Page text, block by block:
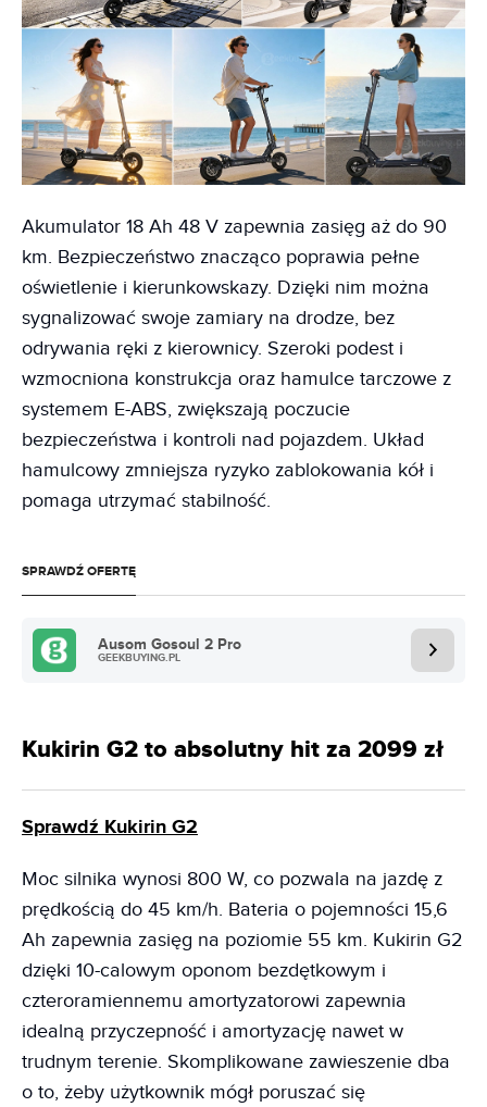
Akumulator 18 Ah 48 V zapewnia zasięg aż do 90
km. Bezpieczeństwo znacząco poprawia pełne
oświetlenie i kierunkowskazy. Dzięki nim można
sygnalizować swoje zamiary na drodze, bez
odrywania ręki z kierownicy. Szeroki podest i
wzmocniona konstrukcja oraz hamulce tarczowe z
systemem E-ABS, zwiększają poczucie
bezpieczeństwa i kontroli nad pojazdem. Układ
hamulcowy zmniejsza ryzyko zablokowania kół i
pomaga utrzymać stabilność.
SPRAWDŹ OFERTĘ
Ausom Gosoul 2 Pro
GEEKBUYING.PL
Kukirin G2 to absolutny hit za 2099 zł
Sprawdź Kukirin G2
Moc silnika wynosi 800 W, co pozwala na jazdę z
prędkością do 45 km/h. Bateria o pojemności 15,6
Ah zapewnia zasięg na poziomie 55 km. Kukirin G2
dzięki 10-calowym oponom bezdętkowym i
czteroramiennemu amortyzatorowi zapewnia
idealną przyczepność i amortyzację nawet w
trudnym terenie. Skomplikowane zawieszenie dba
o to, żeby użytkownik mógł poruszać się